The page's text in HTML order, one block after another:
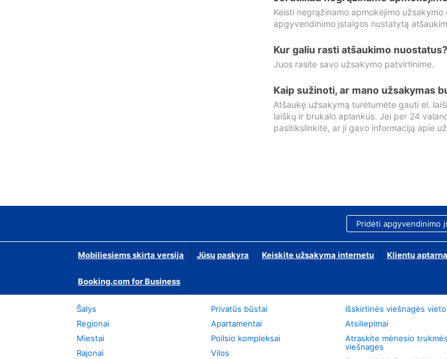
Keisti negrąžinamo apmokėjimo
apgyvendinimo įstaigos nustatytą
Kur galiu rasti atšaukimo nuostatus?
Juos rasite savo užsakymo patvirtinime.
Kaip sužinoti, ar mano užsakymas
Atšaukę užsakymą turėtumėte gauti el.
laiškų ir brukalo aplankus. Jei per 24
pasitikslinkite, ar ji gavo informaciją apie
Pridėti apgyvendinimo
Mobiliesiems skirta versija Jūsų paskyra Keiskite užsakymą internetu Klientų
Booking.com for Business
Šalys
Regionai
Miestai
Rajonai
Privatūs būstai
Apartamentai
Poilsio kompleksai
Vilos
Išskirtinės viešnagės
Atsiliepimai
Atraskite mėnesio trukmės
viešnages